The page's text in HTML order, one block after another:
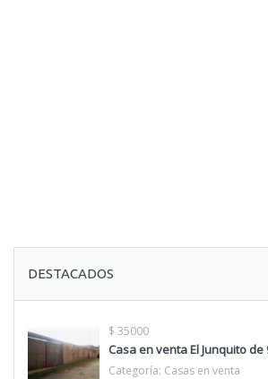
DESTACADOS
$ 35000
Casa en venta El Junquito de
Categoría: Casas en venta